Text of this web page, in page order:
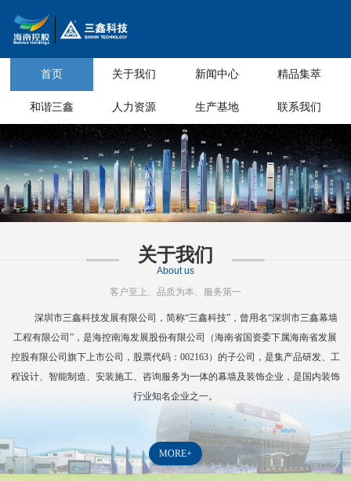
首页 关于我们 新闻中心 精品集萃
和谐三鑫 人力资源 生产基地 联系我们
关于我们
About us
客户至上、品质为本、服务第一
深圳市三鑫科技发展有限公司，简称“三鑫科技”，曾用名“深圳市三鑫幕墙
工程有限公司”，是海控南海发展股份有限公司（海南省国资委下属海南省发展
控股有限公司旗下上市公司，股票代码： 002163）的子公司，是集产品研发、工
程设计、智能制造、安装施工、咨询服务为一体的幕墙及装饰企业，是国内装饰
行业知名企业之一。
MORE+